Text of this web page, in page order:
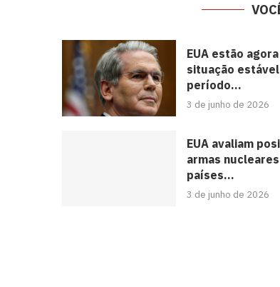
EUA estão
situação
período...
3 de junho de 2026
EUA avaliam
armas
países...
3 de junho de 2026